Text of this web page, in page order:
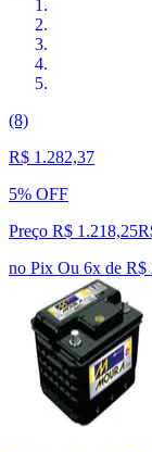
(8)
R$ 1.282,37
5% OFF
Preço R$ 1.218,25
no Pix Ou 6x de R$